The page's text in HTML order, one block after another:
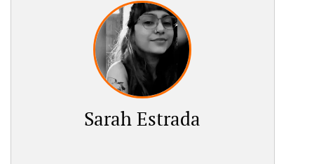
Sarah Estrada